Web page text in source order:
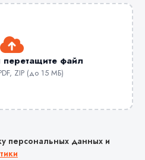
файл
ZIP (до 15 МБ)
персональных данных и